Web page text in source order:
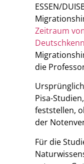
ESSEN/
Zeitraum
die
Pisa-
feststellen,
der
Für die